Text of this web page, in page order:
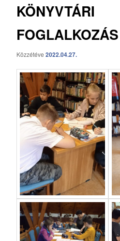
KÖNYVTÁRI
FOGLALKOZÁS
Közzétéve2022.04.27.